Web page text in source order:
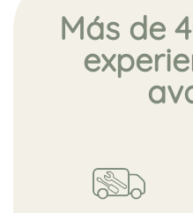
Más de